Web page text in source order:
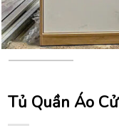
Tủ Quần Áo